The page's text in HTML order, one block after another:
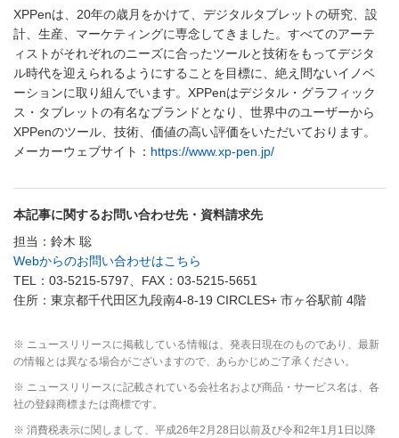
XPPenは、20年の歳月をかけて、デジタルタブレットの研究、設
計、生産、マーケティングに専念してきました。すべてのアーテ
ィストがそれぞれのニーズに合ったツールと技術をもってデジタ
ル時代を迎えられるようにすることを目標に、絶え間ないイノベ
ーションに取り組んでいます。XPPenはデジタル・グラフィック
ス・タブレットの有名なブランドとなり、世界中のユーザーから
XPPenのツール、技術、価値の高い評価をいただいております。
メーカーウェブサイト： https://www.xp-pen.jp/
本記事に関するお問い合わせ先・資料請求先
担当：鈴木 聡
Webからのお問い合わせはこちら
TEL：03-5215-5797、FAX：03-5215-5651
住所：東京都千代田区九段南4-8-19 CIRCLES+ 市ヶ谷駅前 4階
※ ニュースリリースに掲載している情報は、発表日現在のものであり、最新
の情報とは異なる場合がございますので、あらかじめご了承ください。
※ ニュースリリースに記載されている会社名および商品・サービス名は、各
社の登録商標または商標です。
※ 消費税表示に関しまして、平成26年2月28日以前及び令和2年1月1日以降